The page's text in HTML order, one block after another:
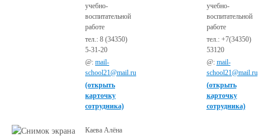
учебно-
воспитательной
работе
тел.: 8 (34350)
5-31-20
@: mail-
school21@mail.ru
(открыть
карточку
сотрудника)
учебно-
воспитательной
работе
тел.: +7(34350)
53120
@: mail-
school21@mail.ru
(открыть
карточку
сотрудника)
Каева Алёна